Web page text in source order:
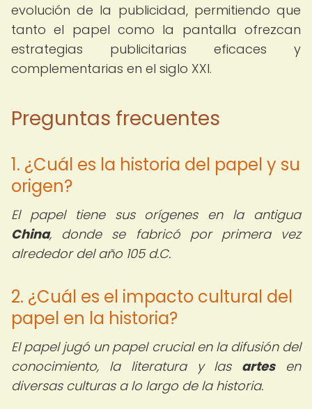
evolución de la publicidad, permitiendo que
tanto el papel como la pantalla ofrezcan
estrategias publicitarias eficaces y
complementarias en el siglo XXI.
Preguntas frecuentes
1. ¿Cuál es la historia del papel y su
origen?
El papel tiene sus orígenes en la antigua
China, donde se fabricó por primera vez
alrededor del año 105 d.C.
2. ¿Cuál es el impacto cultural del
papel en la historia?
El papel jugó un papel crucial en la difusión del
conocimiento, la literatura y las artesen
diversas culturas a lo largo de la historia.